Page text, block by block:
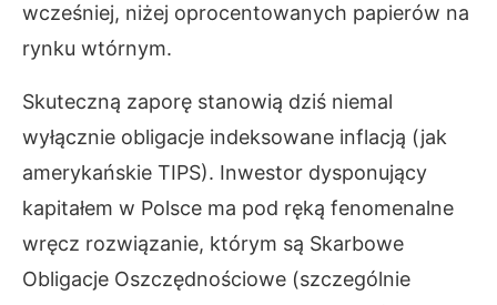
wcześniej, niżej oprocentowanych papierów na
rynku wtórnym.
Skuteczną zaporę stanowią dziś niemal
wyłącznie obligacje indeksowane inflacją (jak
amerykańskie TIPS). Inwestor dysponujący
kapitałem w Polsce ma pod ręką fenomenalne
wręcz rozwiązanie, którym są Skarbowe
Obligacje Oszczędnościowe (szczególnie